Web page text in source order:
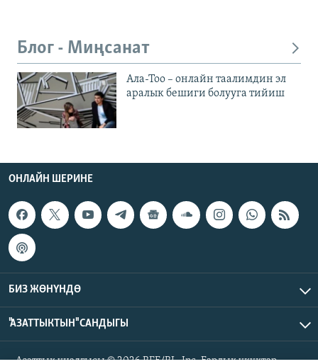
Блог - Миңсанат
Ала-Тоо – онлайн таалимдин эл
аралык бешиги болууга тийиш
ОНЛАЙН ШЕРИНЕ
БИЗ ЖӨНҮНДӨ
"АЗАТТЫКТЫН" САНДЫГЫ
Азаттык үналгысы © 2026 RFE/RL, Inc. Бардык укуктар